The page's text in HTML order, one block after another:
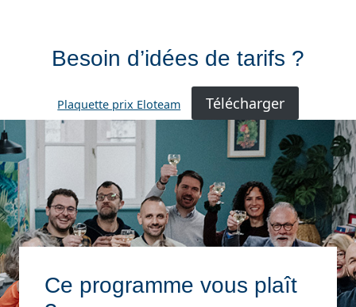
Besoin d’idées de tarifs ?
Plaquette prix Eloteam Télécharger
Ce programme vous plaît